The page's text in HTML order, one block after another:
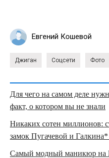
Евгений Кошевой
Джиган Соцсети Фото
Для чего на самом деле
факт, о котором вы не знали
Никаких сотен миллионов:
замок Пугачевой и
Самый модный маникюр на